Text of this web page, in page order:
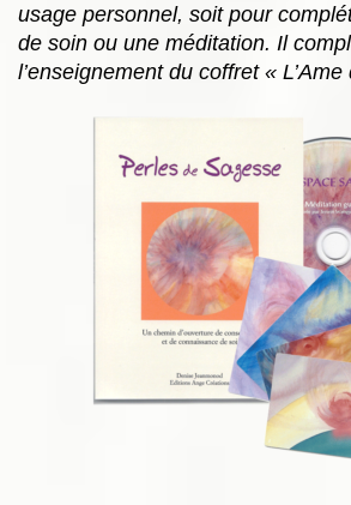
usage personnel, soit pour
de soin ou une méditation. Il
l’enseignement du coffret « L’Ame